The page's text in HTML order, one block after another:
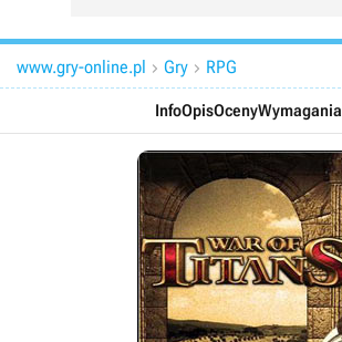
www.gry-online.pl  Gry  RPG
InfoOpisOcenyWymagania